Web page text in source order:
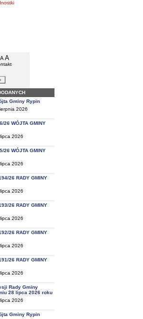
pomniejsz czcionkę
A standardowy rozmiar czcionki
A
Gminy Rypin
2026
26 WÓJTA GMINY
2026
26 WÓJTA GMINY
2026
26 RADY GMINY
2026
26 RADY GMINY
2026
26 RADY GMINY
2026
26 RADY GMINY
2026
Rady Gminy
28 lipca 2026 roku
2026
Gminy Rypin